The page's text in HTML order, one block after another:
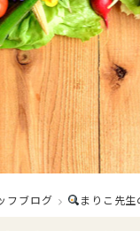
フブログ まりこ先